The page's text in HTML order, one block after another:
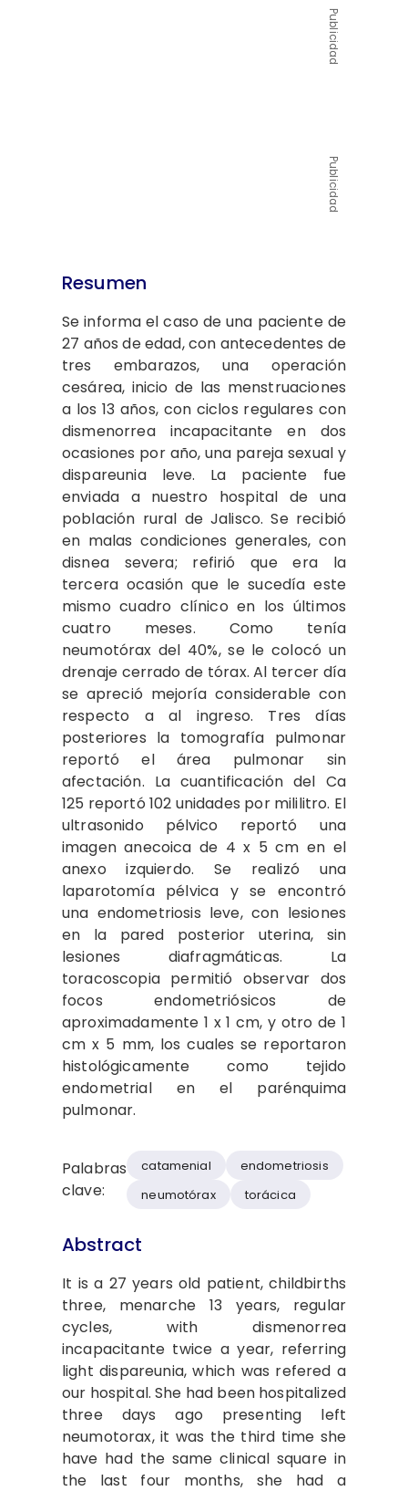
Publicidad
Publicidad
Resumen
Se informa el caso de una paciente de
27 años de edad, con antecedentes de
tres embarazos, una operación
cesárea, inicio de las menstruaciones
a los 13 años, con ciclos regulares con
dismenorrea incapacitante en dos
ocasiones por año, una pareja sexual y
dispareunia leve. La paciente fue
enviada a nuestro hospital de una
población rural de Jalisco. Se recibió
en malas condiciones generales, con
disnea severa; refirió que era la
tercera ocasión que le sucedía este
mismo cuadro clínico en los últimos
cuatro meses. Como tenía
neumotórax del 40%, se le colocó un
drenaje cerrado de tórax. Al tercer día
se apreció mejoría considerable con
respecto a al ingreso. Tres días
posteriores la tomografía pulmonar
reportó el área pulmonar sin
afectación. La cuantificación del Ca
125 reportó 102 unidades por mililitro. El
ultrasonido pélvico reportó una
imagen anecoica de 4 x 5 cm en el
anexo izquierdo. Se realizó una
laparotomía pélvica y se encontró
una endometriosis leve, con lesiones
en la pared posterior uterina, sin
lesiones diafragmáticas. La
toracoscopia permitió observar dos
focos endometriósicos de
aproximadamente 1 x 1 cm, y otro de 1
cm x 5 mm, los cuales se reportaron
histológicamente como tejido
endometrial en el parénquima
pulmonar.
Palabras
clave:
catamenial
endometriosis
neumotórax
torácica
Abstract
It is a 27 years old patient, childbirths
three, menarche 13 years, regular
cycles, with dismenorrea
incapacitante twice a year, referring
light dispareunia, which was refered a
our hospital. She had been hospitalized
three days ago presenting left
neumotorax, it was the third time she
have had the same clinical square in
the last four months, she had a